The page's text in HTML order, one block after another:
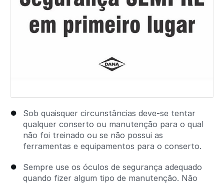
Sob quaisquer circunstâncias deve-se tentar
qualquer conserto ou manutenção para o qual
não foi treinado ou se não possui as
ferramentas e equipamentos para o conserto.
Sempre use os óculos de segurança adequado
quando fizer algum tipo de manutenção. Não